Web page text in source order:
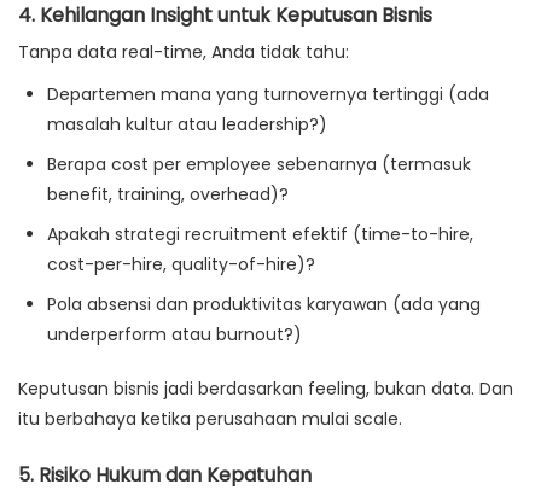
4. Kehilangan Insight untuk Keputusan Bisnis
Tanpa data real-time, Anda tidak tahu:
Departemen mana yang turnovernya tertinggi (ada
masalah kultur atau leadership?)
Berapa cost per employee sebenarnya (termasuk
benefit, training, overhead)?
Apakah strategi recruitment efektif (time-to-hire,
cost-per-hire, quality-of-hire)?
Pola absensi dan produktivitas karyawan (ada yang
underperform atau burnout?)
Keputusan bisnis jadi berdasarkan feeling, bukan data. Dan
itu berbahaya ketika perusahaan mulai scale.
5. Risiko Hukum dan Kepatuhan